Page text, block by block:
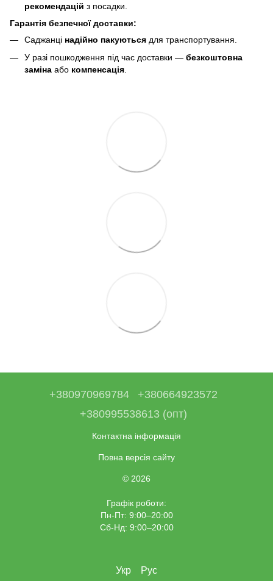
рекомендацій з посадки.
Гарантія безпечної доставки:
Саджанці надійно пакуються для транспортування.
У разі пошкодження під час доставки — безкоштовна
заміна або компенсація
+380970969784
+380664923572
+380995538613 (опт)
Контактна інформація
Повна версія сайту
© 2026
Графік роботи:
Пн-Пт: 9:00–20:00
Сб-Нд: 9:00–20:00
Укр Рус